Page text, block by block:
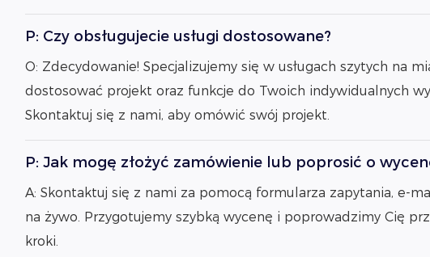
P: Czy obsługujecie usługi dostosowane?
O: Zdecydowanie! Specjalizujemy się w usługach szytych na
dostosować projekt oraz funkcje do Twoich indywidualnych
Skontaktuj się z nami, aby omówić swój projekt.
P: Jak mogę złożyć zamówienie lub poprosić o
A: Skontaktuj się z nami za pomocą formularza zapytania, e-
na żywo. Przygotujemy szybką wycenę i poprowadzimy Cię
kroki.